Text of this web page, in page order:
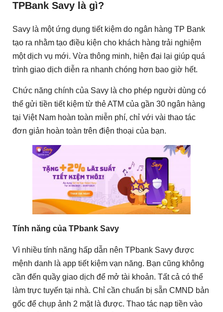
TPBank Savy là gì?
Savy là một ứng dụng tiết kiệm do ngân hàng TP Bank
tạo ra nhằm tạo điều kiện cho khách hàng trải nghiệm
một dịch vụ mới. Vừa thông minh, hiện đại lại giúp quá
trình giao dịch diễn ra nhanh chóng hơn bao giờ hết.
Chức năng chính của Savy là cho phép người dùng có
thể gửi tiền tiết kiệm từ thẻ ATM của gần 30 ngân hàng
tại Việt Nam hoàn toàn miễn phí, chỉ với vài thao tác
đơn giản hoàn toàn trên điện thoại của bạn.
Tính năng của TPbank Savy
Vì nhiều tính năng hấp dẫn nên TPbank Savy được
mệnh danh là app tiết kiệm vạn năng. Bạn cũng không
cần đến quầy giao dịch để mở tài khoản. Tất cả có thể
làm trực tuyến tại nhà. Chỉ cần chuẩn bị sẵn CMND bản
gốc để chụp ảnh 2 mặt là được. Thao tác nạp tiền vào